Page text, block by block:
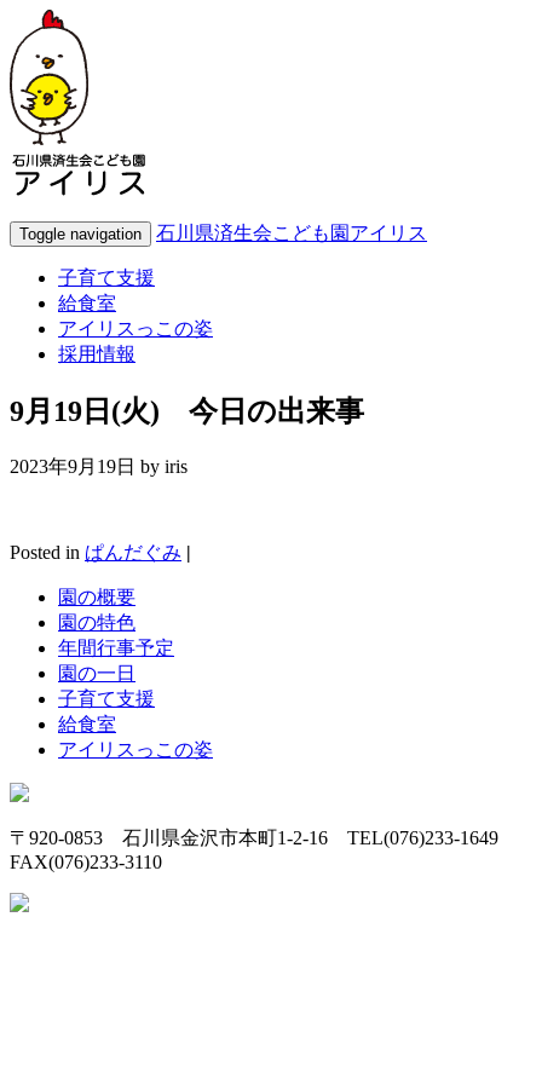
Toggle navigation 石川県済生会こども園アイリス
子育て支援
給食室
アイリスっこの姿
採用情報
9月19日(火) 今日の出来事
2023年9月19日 by iris
Posted in ぱんだぐみ |
園の概要
園の特色
年間行事予定
園の一日
子育て支援
給食室
アイリスっこの姿
〒920-0853 石川県金沢市本町1-2-16 TEL(076)233-1649
FAX(076)233-3110